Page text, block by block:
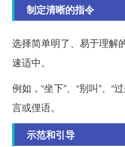
制定清晰的指令
选择简单明了、易于理解
速适中。
例如，“坐下”、“别叫”、“
言或俚语。
示范和引导